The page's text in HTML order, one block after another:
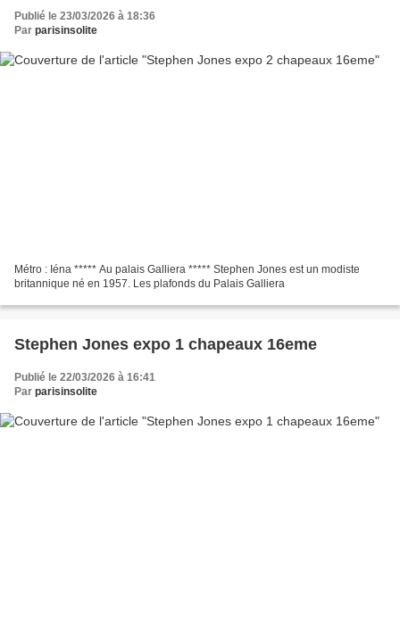
Publié le 23/03/2026 à 18:36
Par parisinsolite
Métro : Iéna ***** Au palais Galliera ***** Stephen Jones est un modiste
britannique né en 1957. Les plafonds du Palais Galliera
Stephen Jones expo 1 chapeaux 16eme
Publié le 22/03/2026 à 16:41
Par parisinsolite